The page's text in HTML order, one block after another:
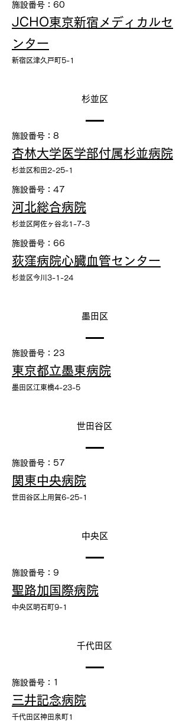
施設番号：60
JCHO東京新宿メディカルセ
ンター
新宿区津久戸町5-1
杉並区
施設番号：8
杏林大学医学部付属杉並病院
杉並区和田2-25-1
施設番号：47
河北総合病院
杉並区阿佐ヶ谷北1-7-3
施設番号：66
荻窪病院心臓血管センター
杉並区今川3-1-24
墨田区
施設番号：23
東京都立墨東病院
墨田区江東橋4-23-5
世田谷区
施設番号：57
関東中央病院
世田谷区上用賀6-25-1
中央区
施設番号：9
聖路加国際病院
中央区明石町9-1
千代田区
施設番号：1
三井記念病院
千代田区神田泉町1